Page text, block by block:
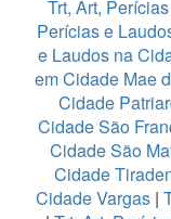
Trt, Art,
Perícias e
e Laudos na
em Cidade Mae
Cidade
Cidade São
Cidade São
Cidade
Cidade Vargas |